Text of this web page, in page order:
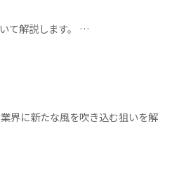
て解説します。 …
界に新たな風を吹き込む狙いを解